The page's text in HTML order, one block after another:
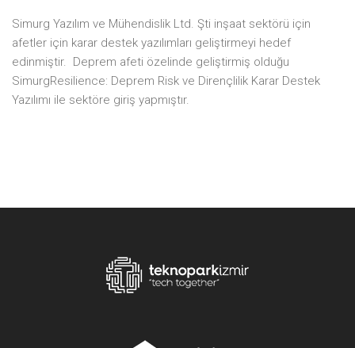
Simurg Yazılım ve Mühendislik Ltd. Şti inşaat sektörü için
afetler için karar destek yazılımları geliştirmeyi hedef
edinmiştir. Deprem afeti özelinde geliştirmiş olduğu
SimurgResilience: Deprem Risk ve Dirençlilik Karar Destek
Yazılımı ile sektöre giriş yapmıştır.